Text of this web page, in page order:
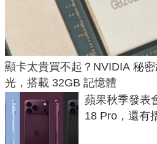
顯卡太貴買不起？NVIDIA 秘
光，搭載 32GB 記憶體
蘋果秋季發表
18 Pro，還有